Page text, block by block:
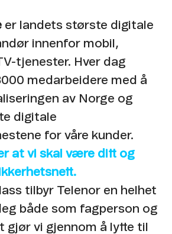
er landets største digitale
innenfor mobil,
tjenester. Hver dag
medarbeidere med å
av Norge og
digitale
for våre kunder.
at vi skal være ditt og
tilbyr Telenor en helhet
både som fagperson og
gjør vi gjennom å lytte til